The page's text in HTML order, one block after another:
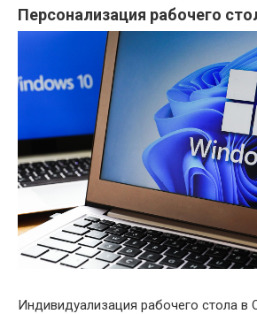
Персонализация рабочего
Индивидуализация рабочего стола в